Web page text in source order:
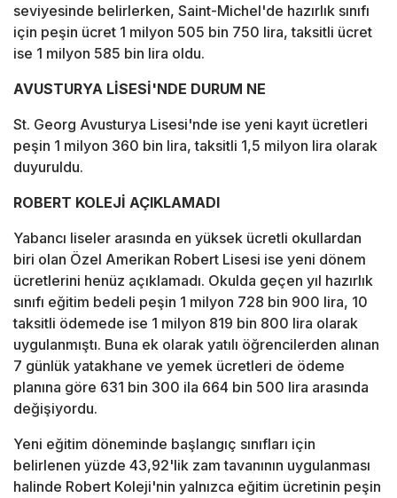
seviyesinde belirlerken, Saint-Michel'de hazırlık sınıfı
için peşin ücret 1 milyon 505 bin 750 lira, taksitli ücret
ise 1 milyon 585 bin lira oldu.
AVUSTURYA LİSESİ'NDE DURUM NE
St. Georg Avusturya Lisesi'nde ise yeni kayıt ücretleri
peşin 1 milyon 360 bin lira, taksitli 1,5 milyon lira olarak
duyuruldu.
ROBERT KOLEJİ AÇIKLAMADI
Yabancı liseler arasında en yüksek ücretli okullardan
biri olan Özel Amerikan Robert Lisesi ise yeni dönem
ücretlerini henüz açıklamadı. Okulda geçen yıl hazırlık
sınıfı eğitim bedeli peşin 1 milyon 728 bin 900 lira, 10
taksitli ödemede ise 1 milyon 819 bin 800 lira olarak
uygulanmıştı. Buna ek olarak yatılı öğrencilerden alınan
7 günlük yatakhane ve yemek ücretleri de ödeme
planına göre 631 bin 300 ila 664 bin 500 lira arasında
değişiyordu.
Yeni eğitim döneminde başlangıç sınıfları için
belirlenen yüzde 43,92'lik zam tavanının uygulanması
halinde Robert Koleji'nin yalnızca eğitim ücretinin peşin